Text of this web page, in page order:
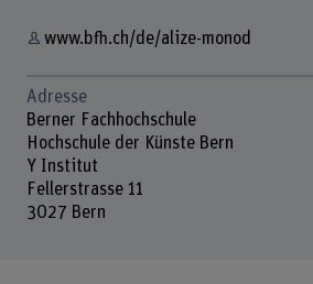
www.bfh.ch/de/alize-monod
Adresse
Berner Fachhochschule
Hochschule der Künste Bern
Y Institut
Fellerstrasse 11
3027 Bern